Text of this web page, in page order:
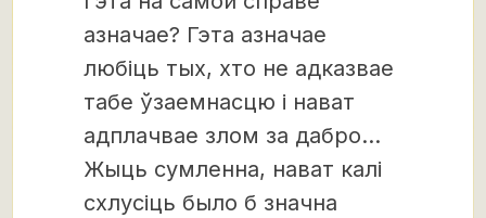
азначае? Гэта азначае
любіць тых, хто не адказвае
табе ўзаемнасцю і нават
адплачвае злом за дабро…
Жыць сумленна, нават калі
схлусіць было б значна